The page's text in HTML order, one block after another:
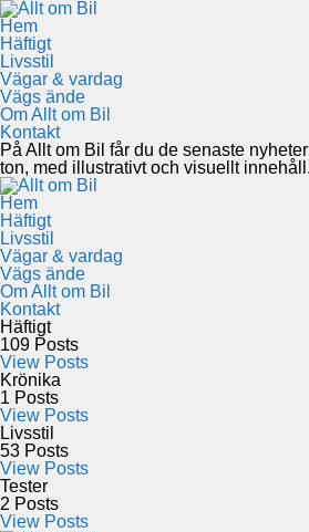
Hem
Häftigt
Livsstil
Vägar & vardag
Vägs ände
Om Allt om Bil
Kontakt
På Allt om Bil får du de senaste
ton, med illustrativt och visuellt innehåll.
Hem
Häftigt
Livsstil
Vägar & vardag
Vägs ände
Om Allt om Bil
Kontakt
Häftigt
109 Posts
View Posts
Krönika
1 Posts
View Posts
Livsstil
53 Posts
View Posts
Tester
2 Posts
View Posts